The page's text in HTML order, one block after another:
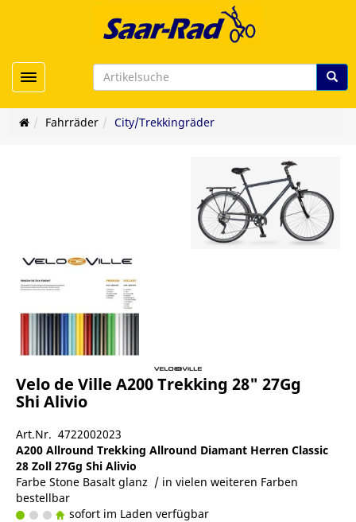
Toggle navigation
Fahrräder City/Trekkingräder
Velo de Ville A200 Trekking 28" 27Gg
Shi Alivio
Art.Nr. 4722002023
A200 Allround Trekking Allround Diamant Herren Classic
28 Zoll 27Gg Shi Alivio
Farbe Stone Basalt glanz / in vielen weiteren Farben
bestellbar
sofort im Laden verfügbar